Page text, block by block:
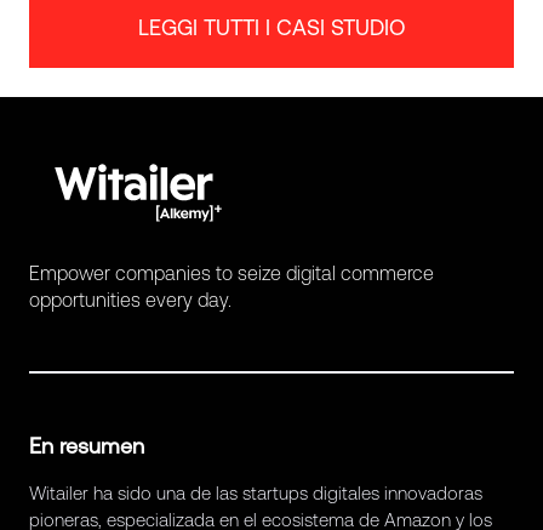
LEGGI TUTTI I CASI STUDIO
Empower companies to seize digital commerce
opportunities every day.
En resumen
Witailer ha sido una de las startups digitales innovadoras
pioneras, especializada en el ecosistema de Amazon y los